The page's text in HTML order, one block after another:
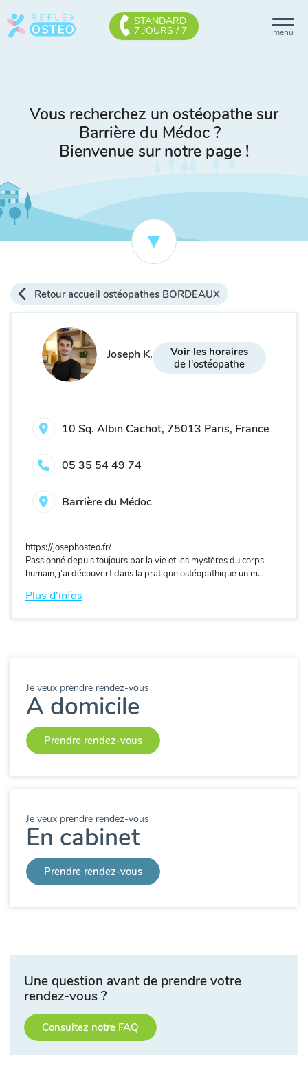
menu
STANDARD
7 JOURS / 7
Vous recherchez un ostéopathe sur
Barrière du Médoc ?
Bienvenue sur notre page !
Retour accueil ostéopathes BORDEAUX
Joseph K.
Voir les horaires
de l'ostéopathe
10 Sq. Albin Cachot, 75013 Paris, France
05 35 54 49 74
Barrière du Médoc
https://josephosteo.fr/
Passionné depuis toujours par la vie et les mystères du corps
humain, j’ai découvert dans la pratique ostéopathique un m...
Plus d'infos
Je veux prendre rendez-vous
A domicile
Prendre rendez-vous
Je veux prendre rendez-vous
En cabinet
Prendre rendez-vous
Une question avant de prendre votre
rendez-vous ?
Consultez notre FAQ